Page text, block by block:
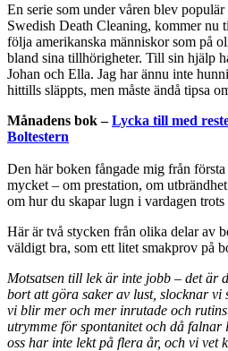
En serie som under våren blev
Swedish Death Cleaning, kommer nu
följa amerikanska människor som på
bland sina tillhörigheter. Till sin hjälp
Johan och Ella. Jag har ännu inte
hittills släppts, men måste ändå tipsa
Månadens bok –Lycka till med
Boltestern
Den här boken fångade mig från
mycket – om prestation, om
om hur du skapar lugn i vardagen
Här är två stycken från olika delar av
väldigt bra, som ett litet smakprov på
Motsatsen till lek är inte jobb – det är
bort att göra saker av lust, slocknar vi
vi blir mer och mer inrutade och
utrymme för spontanitet och då falnar
oss har inte lekt på flera år, och vi vet